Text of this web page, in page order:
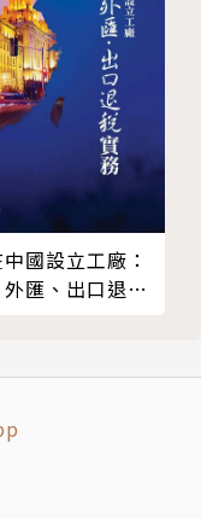
（Tiffany & C
）和偉達公關公
被《大道》（Av
位亞裔美國人」
Tatler）雜誌
榮譽學位畢業於美
隻可愛的吉娃娃定
中一直追尋與父母
理經驗之後，花費
國設立工廠：
匯、出口退稅